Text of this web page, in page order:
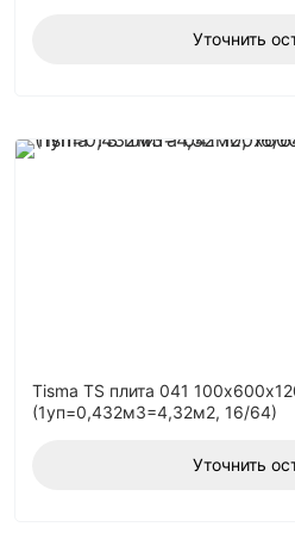
Уточнить
Tisma TS плита 041
(1уп=0,432м3=4,32м2, 16/64)
Уточнить